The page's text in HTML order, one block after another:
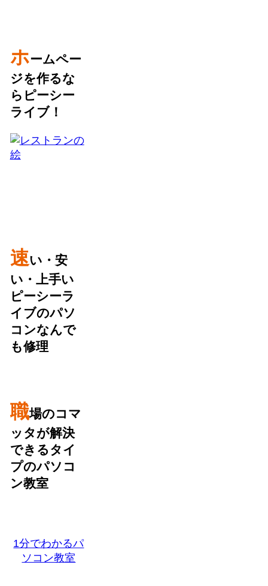
ホームペー
ジを作るな
らピーシー
ライブ！
速い・安
い・上手い
ピーシーラ
イブのパソ
コンなんで
も修理
職場のコマ
ッタが解決
できるタイ
プのパソコ
ン教室
1分でわかるパ
ソコン教室